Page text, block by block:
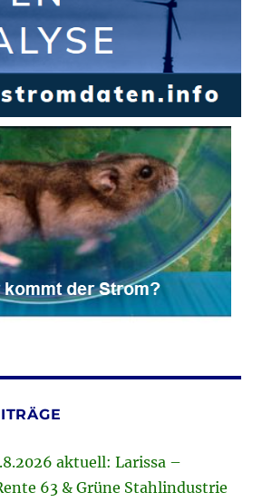
aktuell: Larissa –
63 & Grüne Stahlindustrie